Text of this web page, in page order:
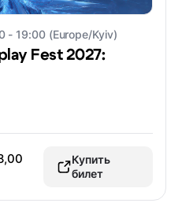
- 19:00 (Europe/Kyiv)
Fest 2027:
Купить
билет